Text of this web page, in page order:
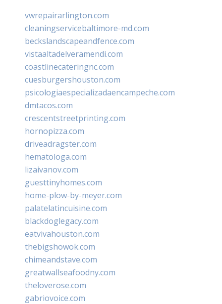
vwrepairarlington.com
cleaningservicebaltimore-md.com
beckslandscapeandfence.com
vistaaltadelveramendi.com
coastlinecateringnc.com
cuesburgershouston.com
psicologiaespecializadaencampeche.com
dmtacos.com
crescentstreetprinting.com
hornopizza.com
driveadragster.com
hematologa.com
lizaivanov.com
guesttinyhomes.com
home-plow-by-meyer.com
palatelatincuisine.com
blackdoglegacy.com
eatvivahouston.com
thebigshowok.com
chimeandstave.com
greatwallseafoodny.com
theloverose.com
gabriovoice.com